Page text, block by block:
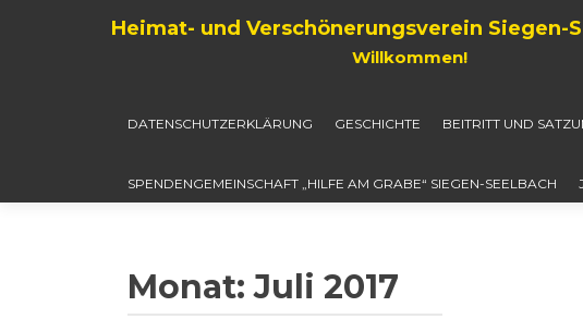
Heimat- und Verschönerungsverein Siegen-
Willkommen!
DATENSCHUTZERKLÄRUNG GESCHICHTE BEITRITT UND
SPENDENGEMEINSCHAFT „HILFE AM GRABE“ SIEGEN-SEELBACH
Monat:Juli 2017